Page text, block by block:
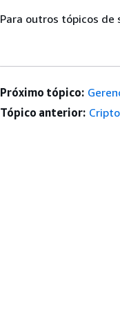
Para outros tópicos de
Próximo tópico:
Tópico anterior: